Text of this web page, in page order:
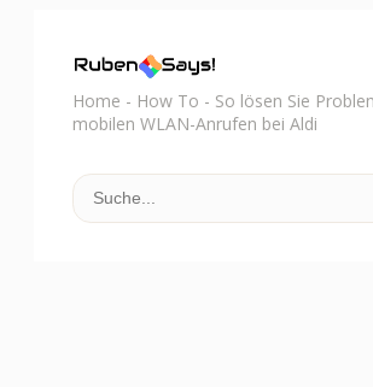
Home - How To - So lösen Sie
mobilen WLAN-Anrufen bei Aldi